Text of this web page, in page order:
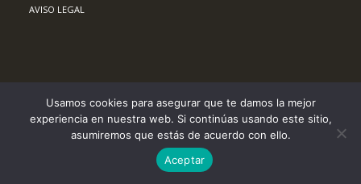
AVISO LEGAL
Usamos cookies para asegurar que te damos la mejor
experiencia en nuestra web. Si continúas usando este sitio,
asumiremos que estás de acuerdo con ello.
Aceptar